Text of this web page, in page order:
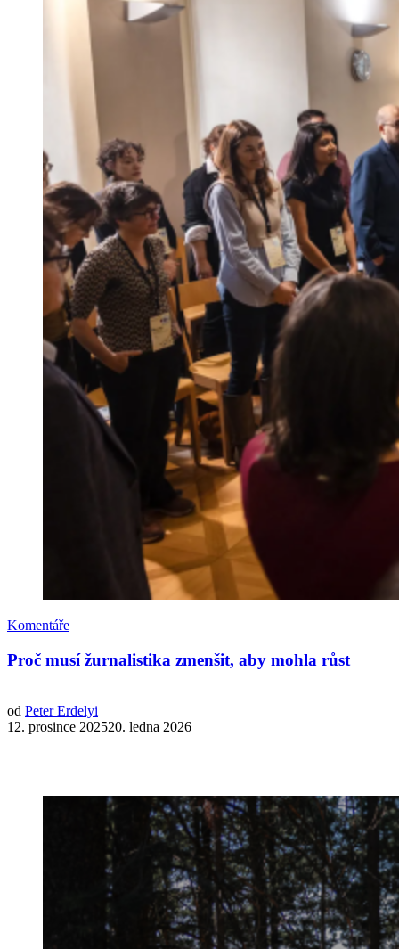
Komentáře
Proč musí žurnalistika zmenšit, aby mohla růst
od Peter Erdelyi
12. prosince 202520. ledna 2026